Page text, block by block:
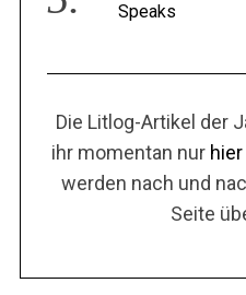
Speaks
Die Litlog-Artikel der
ihr momentan nur
werden nach und
Seite